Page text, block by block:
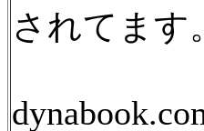
されてます。